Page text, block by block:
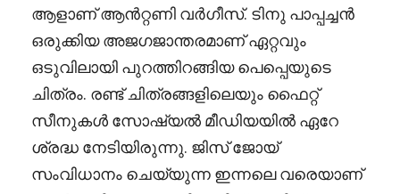
ആളാണ് ആൻറ്റണി വർഗീസ്. ടിനു പാപ്പച്ചൻ
ഒരുക്കിയ അജഗജാന്തരമാണ് ഏറ്റവും
ഒടുവിലായി പുറത്തിറങ്ങിയ പെപ്പെയുടെ
ചിത്രം. രണ്ട് ചിത്രങ്ങളിലെയും ഫൈറ്റ്
സീനുകൾ സോഷ്യൽ മീഡിയയിൽ ഏറേ
ശ്രദ്ധ നേടിയിരുന്നു. ജിസ് ജോയ്
സംവിധാനം ചെയ്യുന്ന ഇന്നലെ വരെയാണ്